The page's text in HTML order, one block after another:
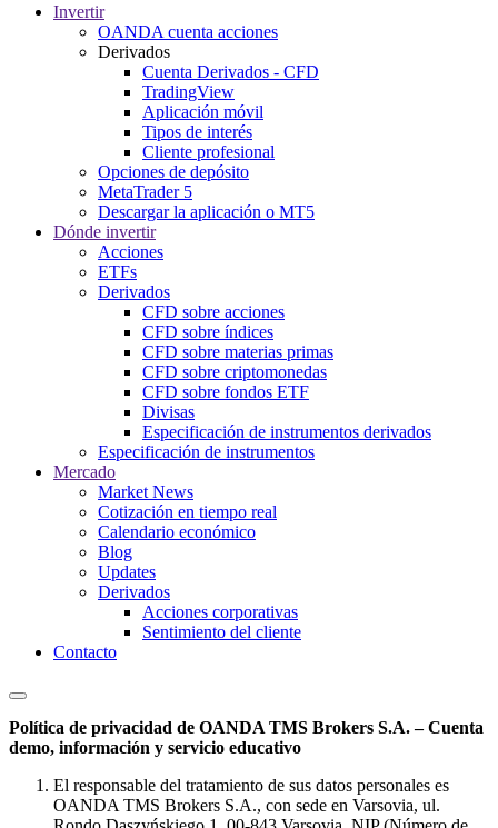
Invertir
OANDA cuenta acciones
Derivados
Cuenta Derivados - CFD
TradingView
Aplicación móvil
Tipos de interés
Cliente profesional
Opciones de depósito
MetaTrader 5
Descargar la aplicación o MT5
Dónde invertir
Acciones
ETFs
Derivados
CFD sobre acciones
CFD sobre índices
CFD sobre materias primas
CFD sobre criptomonedas
CFD sobre fondos ETF
Divisas
Especificación de instrumentos derivados
Especificación de instrumentos
Mercado
Market News
Cotización en tiempo real
Calendario económico
Blog
Updates
Derivados
Acciones corporativas
Sentimiento del cliente
Contacto
Política de privacidad de OANDA TMS Brokers S.A. – Cuenta
demo, información y servicio educativo
El responsable del tratamiento de sus datos personales es
OANDA TMS Brokers S.A., con sede en Varsovia, ul.